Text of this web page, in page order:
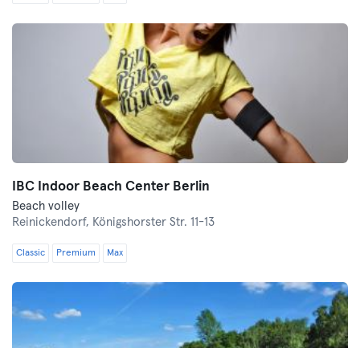
IBC Indoor Beach Center Berlin
Beach volley
Reinickendorf, Königshorster Str. 11-13
Classic Premium Max